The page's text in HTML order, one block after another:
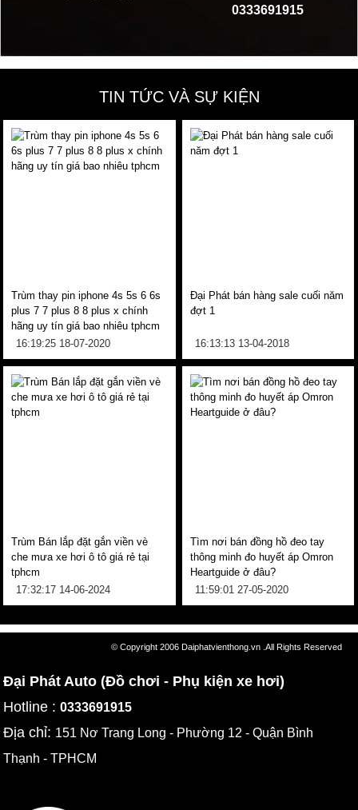
0333691915
TIN TỨC VÀ SỰ KIỆN
Trùm thay pin iphone 4s 5s 6 6s
plus 7 7 plus 8 8 plus x chính
hãng uy tín giá bao nhiêu tphcm
16:19:25 18-07-2020
Đại Phát bán hàng sale cuối năm
đợt 1
16:13:13 13-04-2018
Trùm Bán lắp đặt gắn viền vè
che mưa xe hơi ô tô giá rẻ tại
tphcm
17:32:17 14-06-2024
Tìm nơi bán đồng hồ đeo tay
thông minh đo huyết áp Omron
Heartguide ở đâu?
11:59:01 27-05-2020
© Copyright 2006 Daiphatvienthong.vn .All Rights Reserved
Đại Phát Auto (Đồ chơi - Phụ kiện xe hơi)
Hotline :0333691915
Địa chỉ: 151 Nơ Trang Long - Phường 12 - Quận Bình
Thạnh - TPHCM